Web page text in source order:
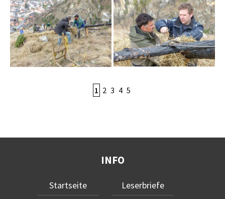
1 2 3 4 5
INFO
Startseite
Leserbriefe